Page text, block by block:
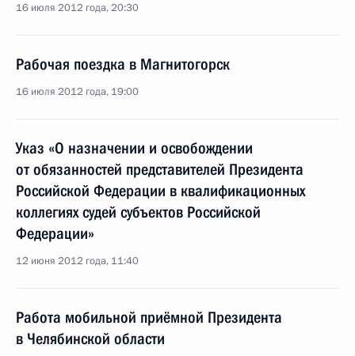
16 июля 2012 года, 20:30
Рабочая поездка в Магнитогорск
16 июля 2012 года, 19:00
Указ «О назначении и освобождении
от обязанностей представителей Президента
Российской Федерации в квалификационных
коллегиях судей субъектов Российской
Федерации»
12 июня 2012 года, 11:40
Работа мобильной приёмной Президента
в Челябинской области